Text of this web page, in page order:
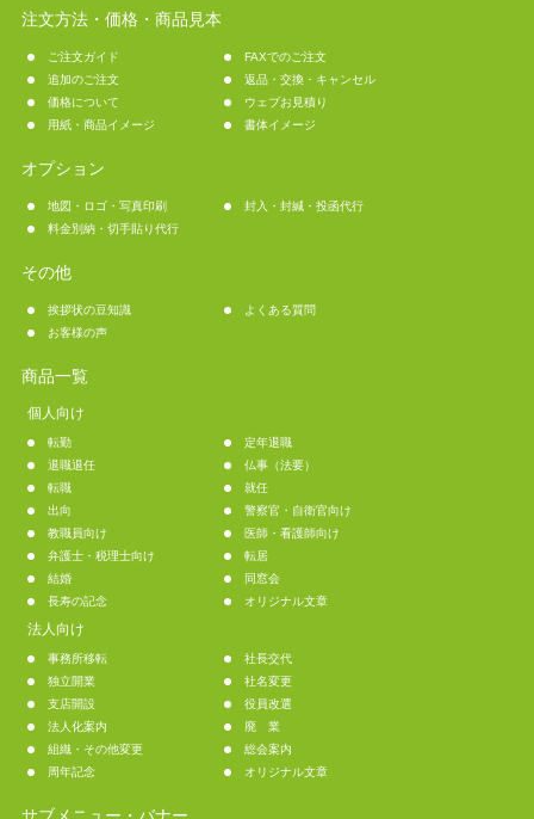
注文方法・価格・商品見本
ご注文ガイド
FAXでのご注文
追加のご注文
返品・交換・キャンセル
価格について
ウェブお見積り
用紙・商品イメージ
書体イメージ
オプション
地図・ロゴ・写真印刷
封入・封緘・投函代行
料金別納・切手貼り代行
その他
挨拶状の豆知識
よくある質問
お客様の声
商品一覧
個人向け
転勤
定年退職
退職退任
仏事（法要）
転職
就任
出向
警察官・自衛官向け
教職員向け
医師・看護師向け
弁護士・税理士向け
転居
結婚
同窓会
長寿の記念
オリジナル文章
法人向け
事務所移転
社長交代
独立開業
社名変更
支店開設
役員改選
法人化案内
廃 業
組織・その他変更
総会案内
周年記念
オリジナル文章
サブメニュー・バナー